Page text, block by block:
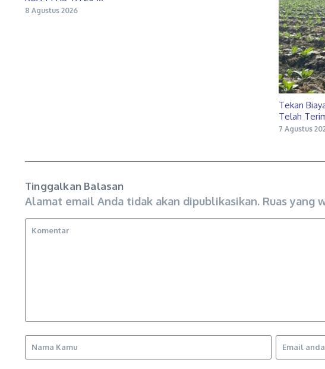
8 Agustus 2026
Tekan
Telah
7 Agustus
Tinggalkan Balasan
Alamat email Anda tidak akan dipublikasikan. Ruas yang